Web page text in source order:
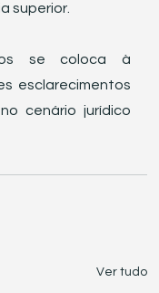
superior.
se coloca à
esclarecimentos
cenário jurídico
Ver tudo